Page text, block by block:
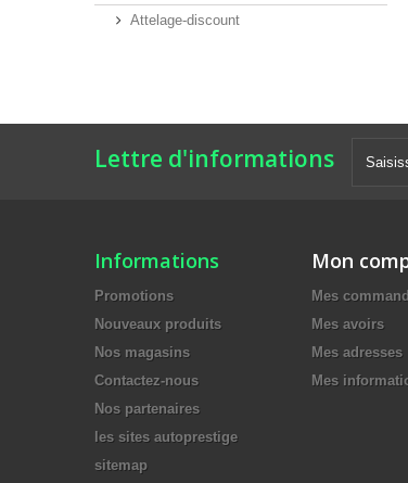
Attelage-discount
Lettre d'informations
Informations
Promotions
Nouveaux produits
Nos magasins
Contactez-nous
Nos partenaires
les sites autoprestige
sitemap
Mon
Mes
Mes avoirs
Mes adresses
Mes